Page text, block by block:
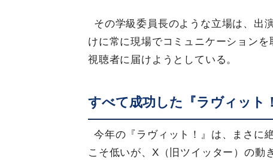
その学級委員長のような立場は、出
けに常に現場でコミュニケーション
視聴者に届けようとしている。
すべて成功した『ラヴィット
今年の『ラヴィット！』は、まさに
こそ低いが、X（旧ツイッター）の動